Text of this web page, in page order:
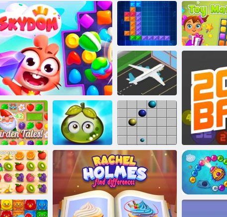
Aqua Blitz 2
Kutya puzzle történet
Konyhai
mahjong
Dominoes
Classic
Törpe
Thentrix Játékmérkőzés!
Repülőtéri
Kerti mesék
Kaland lédús
bogyók
Vonal 98